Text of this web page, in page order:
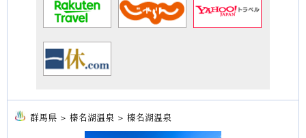
群馬県 ＞ 榛名湖温泉 ＞ 榛名湖温泉